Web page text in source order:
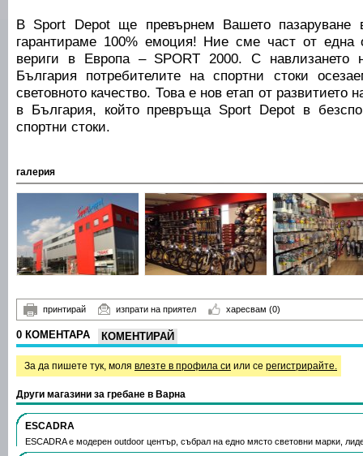
В Sport Depot ще превърнем Вашето пазаруване
гарантираме 100% емоция! Ние сме част от една
вериги в Европа – SPORT 2000. С навлизането
България потребителите на спортни стоки
световното качество. Това е нов етап от развитието
в България, който превръща Sport Depot в
спортни стоки.
галерия
принтирай изпрати на приятел харесвам (0)
0 КОМЕНТАРА КОМЕНТИРАЙ
За да пишете тук, моля влезте в профила си или се регистрирайте.
Други магазини за гребане в Варна
ESCADRA
ESCADRA е модерен outdoor център, събрал на едно място световни марки,